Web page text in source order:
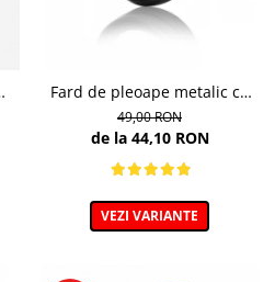
Fard de pleoape metalic cu
efect de folie, 315 Saphire -
5g
49,00 RON
de la 44,10 RON
VEZI VARIANTE